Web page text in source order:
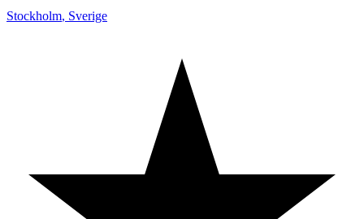
Stockholm, Sverige